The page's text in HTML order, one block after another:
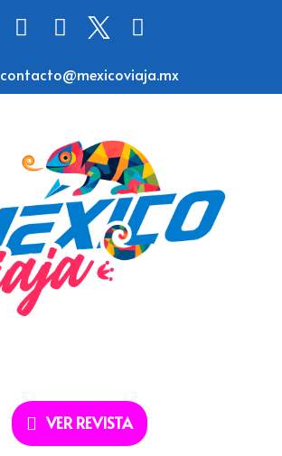
contacto@mexicoviaja.mx
VER REVISTA